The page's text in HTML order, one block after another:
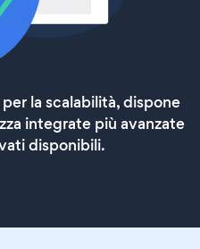
la scalabilità, dispone
integrate più avanzate
disponibili.